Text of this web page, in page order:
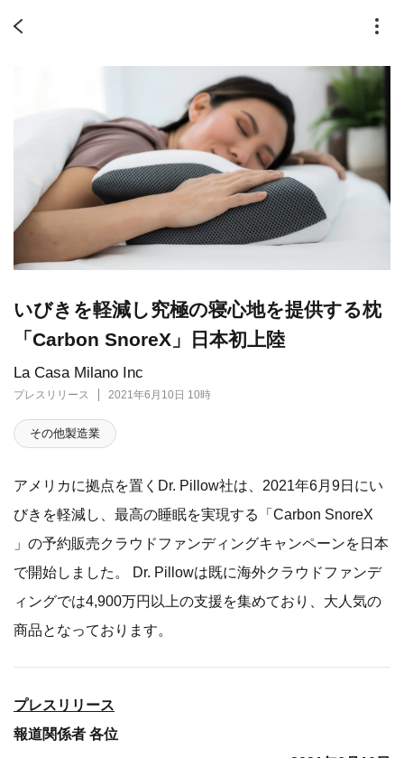
La Casa Milano Inc
プレスリリース 2021年6月10日 10時
いびきを軽減し究極の寝心地を提供する枕
「Carbon SnoreX」日本初上陸
その他製造業
アメリカに拠点を置くDr. Pillow社は、2021年6月9日にい
びきを軽減し、最高の睡眠を実現する「Carbon SnoreX
」の予約販売クラウドファンディングキャンペーンを日本
で開始しました。 Dr. Pillowは既に海外クラウドファンデ
ィングでは4,900万円以上の支援を集めており、大人気の
商品となっております。
プレスリリース
報道関係者 各位